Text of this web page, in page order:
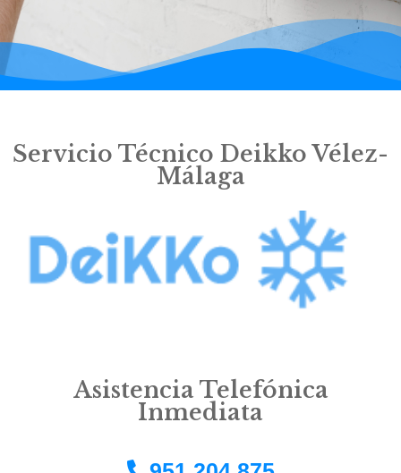
Servicio Técnico Deikko Vélez-
Málaga
Asistencia Telefónica
Inmediata